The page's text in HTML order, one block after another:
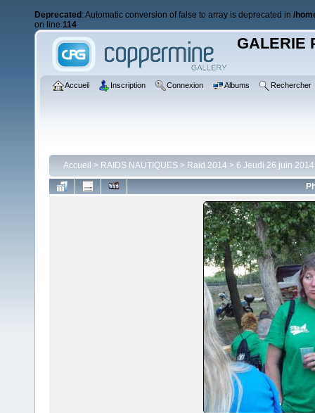
Deprecated : Automatic conversion of false to array is deprecated in /
on line 114
GALERIE
Accueil Inscription Connexion Albums Rechercher
Accueil > RAIDS NAUTIQUES > Raid 2014 > 6 Jeudi 26 juin